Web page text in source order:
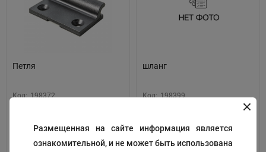
Размещенная на сайте информация является
ознакомительной, и не может быть использована
Петля
Код: 198372
шланг
Код: 198399